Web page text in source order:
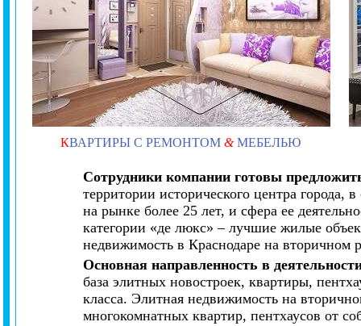
КВАРТИРЫ С РЕМОНТОМ&МЕБЕЛЬЮ
Сотрудники компании готовы
территории исторического центра
на рынке более 25 лет, и сфера ее
категории «де люкс» – лучшие жилые
недвижимость в Краснодаре на
Основная направленность в
база элитных новостроек, квартиры,
класса. Элитная недвижимость на
многокомнатных квартир, пентхаусов от